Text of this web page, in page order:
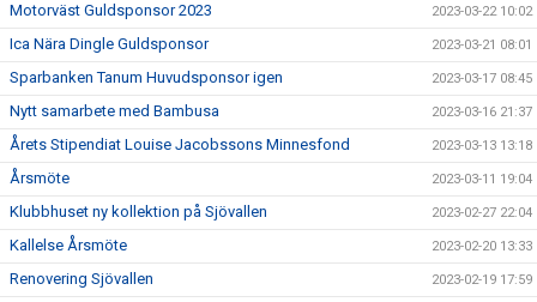
Motorväst Guldsponsor 2023 2023-03-22 10:02
Ica Nära Dingle Guldsponsor 2023-03-21 08:01
Sparbanken Tanum Huvudsponsor igen 2023-03-17 08:45
Nytt samarbete med Bambusa 2023-03-16 21:37
Årets Stipendiat Louise Jacobssons Minnesfond 2023-03-13 13:18
Årsmöte 2023-03-11 19:04
Klubbhuset ny kollektion på Sjövallen 2023-02-27 22:04
Kallelse Årsmöte 2023-02-20 13:33
Renovering Sjövallen 2023-02-19 17:59